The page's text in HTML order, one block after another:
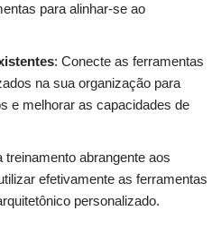
para alinhar-se ao
: Conecte as ferramentas
na sua organização para
e melhorar as capacidades de
treinamento abrangente aos
efetivamente as ferramentas
personalizado.